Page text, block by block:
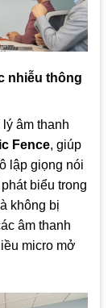
nhiễu thông
âm thanh
Fence, giúp
lập giọng nói
biểu trong
không bị
âm thanh
micro mở